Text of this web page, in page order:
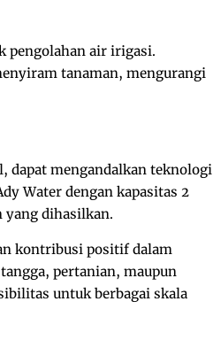
pengolahan air irigasi.
tanaman, mengurangi
dapat mengandalkan teknologi
Water dengan kapasitas 2
yang dihasilkan.
kontribusi positif dalam
pertanian, maupun
untuk berbagai skala